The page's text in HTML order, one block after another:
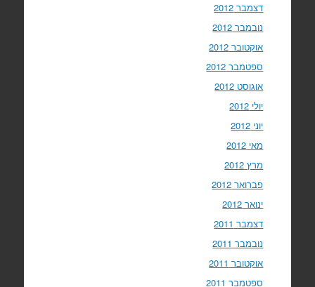
דצמבר 2012
נובמבר 2012
אוקטובר 2012
ספטמבר 2012
אוגוסט 2012
יולי 2012
יוני 2012
מאי 2012
מרץ 2012
פברואר 2012
ינואר 2012
דצמבר 2011
נובמבר 2011
אוקטובר 2011
ספטמבר 2011